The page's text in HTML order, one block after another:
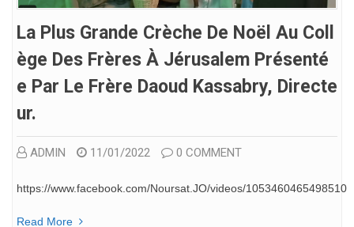
La Plus Grande Crèche De Noël Au Coll
Ège Des Frères À Jérusalem Présenté
E Par Le Frère Daoud Kassabry, Directe
Ur.
ADMIN 11/01/2022 0 COMMENT
https://www.facebook.com/Noursat.JO/videos/1053460465498510
Read More